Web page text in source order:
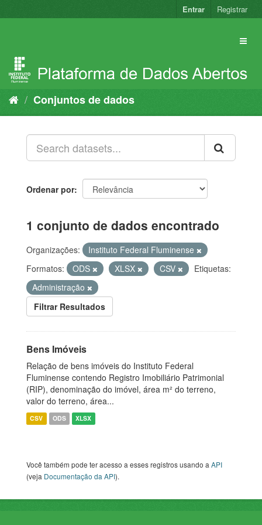
para
Entrar Registrar
Conjuntos de dados
Ordenar por
1 conjunto de dados encontrado
Organizações:
Instituto Federal Fluminense
Formatos:
ODS XLSX CSV
Etiquetas:
Administração
Filtrar Resultados
Bens Imóveis
Relação de bens imóveis do Instituto Federal
Fluminense contendo Registro Imobiliário Patrimonial
(RIP), denominação do imóvel, área m² do terreno,
valor do terreno, área...
CSV ODS XLSX
Você também pode ter acesso a esses registros usando aAPI
(veja Documentação da API).